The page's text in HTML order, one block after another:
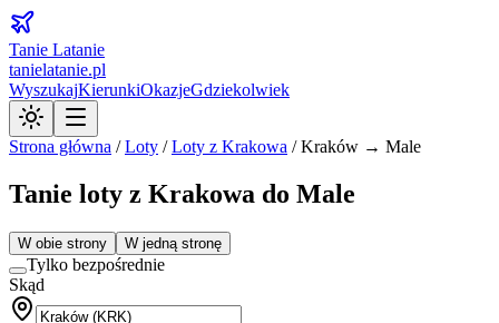
Tanie Latanie
tanielatanie.pl
WyszukajKierunkiOkazjeGdziekolwiek
Strona główna /Loty /Loty z Krakowa /Kraków → Male
Tanie loty z Krakowa do Male
W obie strony W jedną stronę
Tylko bezpośrednie
Skąd